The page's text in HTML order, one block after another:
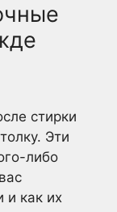
стирки
Эти
либо
и как их